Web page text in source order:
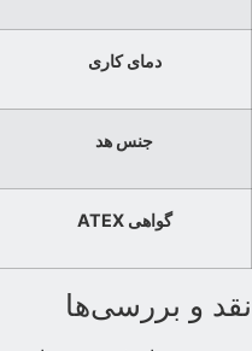
دمای کاری
جنس هد
گواهی ATEX
نقد و بررسی‌ها